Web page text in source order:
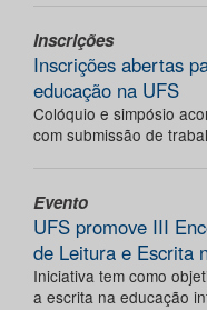
Inscrições
Inscrições abertas
educação na UFS
Colóquio e simpósio
com submissão de
Evento
UFS promove III
de Leitura e Escrita
Iniciativa tem como
a escrita na educação